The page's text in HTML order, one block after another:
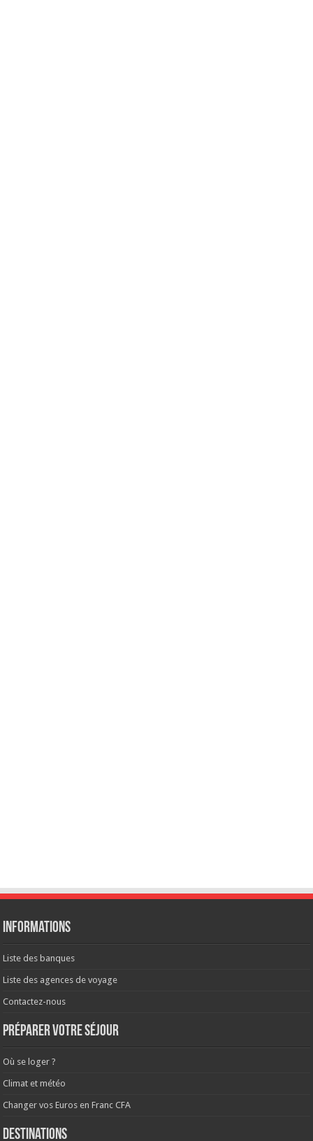
Informations
Liste des banques
Liste des agences de voyage
Contactez-nous
Préparer votre séjour
Où se loger ?
Climat et météo
Changer vos Euros en Franc CFA
Destinations